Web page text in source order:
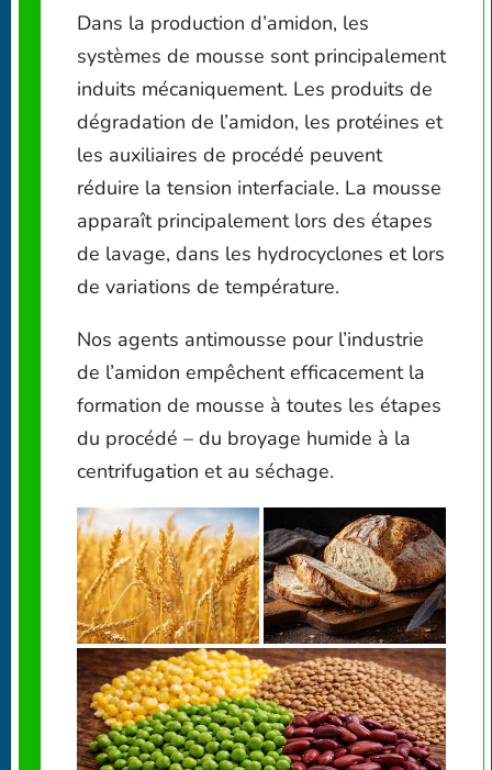
Dans la production d’amidon, les
systèmes de mousse sont principalement
induits mécaniquement. Les produits de
dégradation de l’amidon, les protéines et
les auxiliaires de procédé peuvent
réduire la tension interfaciale. La mousse
apparaît principalement lors des étapes
de lavage, dans les hydrocyclones et lors
de variations de température.
Nos agents antimousse pour l’industrie
de l’amidon empêchent efficacement la
formation de mousse à toutes les étapes
du procédé – du broyage humide à la
centrifugation et au séchage.